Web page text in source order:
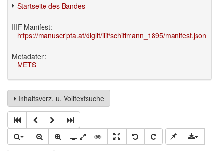
Startseite des Bandes
IIIF Manifest:
https://manuscripta.at/diglit/iiif/schiffmann_1895/manifest.json
Metadaten:
METS
Inhaltsverz. u. Volltextsuche